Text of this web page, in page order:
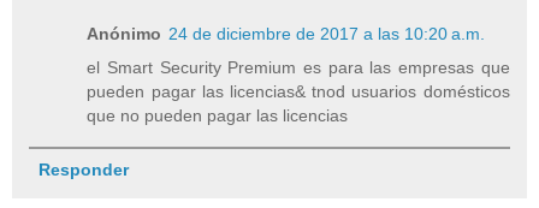
Anónimo 24 de diciembre de 2017 a las 10:20 a.m.
el Smart Security Premium es para las empresas que
pueden pagar las licencias& tnod usuarios domésticos
que no pueden pagar las licencias
Responder